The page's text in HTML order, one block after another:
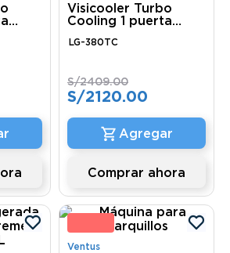
Visicooler Turbo
Cooling 1 puerta
LG-380TC
S/2409.00
S/2120.00
Comprar ahora
Ventus